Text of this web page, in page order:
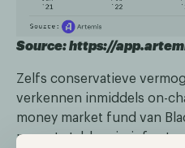
Source: https://
Zelfs conservatieve
verkennen inmiddels on-
money market fund van
nu met stablecoin-